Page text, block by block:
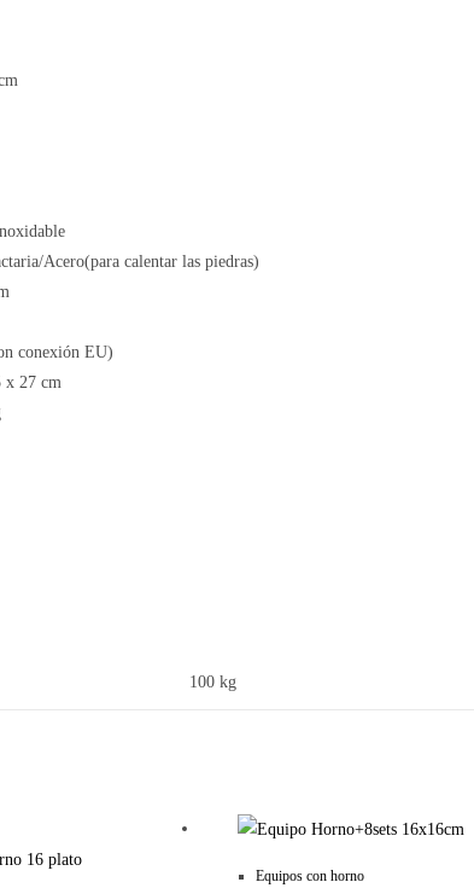
calentar las piedras)
EU)
27 cm
100 kg
Equipos con horno